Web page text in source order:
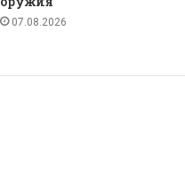
07.08.2026